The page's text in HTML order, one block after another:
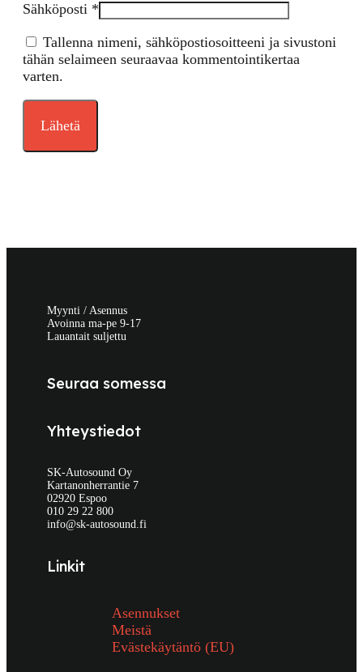
Sähköposti *
Tallenna nimeni, sähköpostiosoitteeni ja sivustoni
tähän selaimeen seuraavaa kommentointikertaa
varten.
Myynti / Asennus
Avoinna ma-pe 9-17
Lauantait suljettu
Seuraa somessa
Yhteystiedot
SK-Autosound Oy
Kartanonherrantie 7
02920 Espoo
010 29 22 800
info@sk-autosound.fi
Linkit
Asennukset
Meistä
Evästekäytäntö (EU)